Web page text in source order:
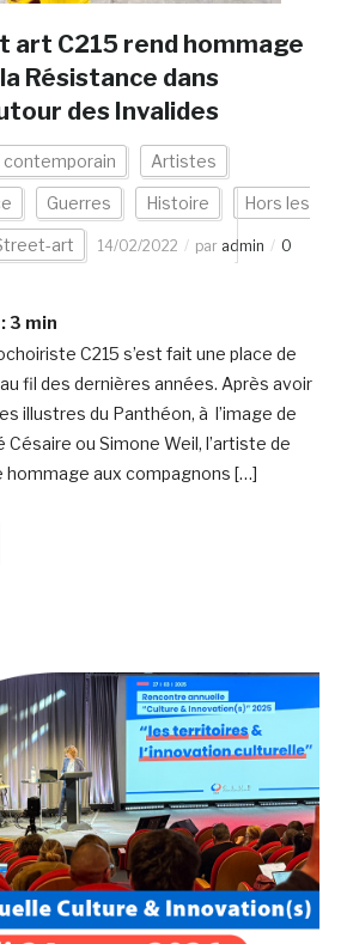
art C215 rend hommage
Résistance dans
des Invalides
Artistes
Guerres Histoire Hors les
art 14/02/2022 par admin
0
3 min
C215 s’est fait une place de
fil des dernières années. Après avoir
illustres du Panthéon, à l’image de
Césaire ou Simone Weil, l’artiste de
hommage aux compagnons […]